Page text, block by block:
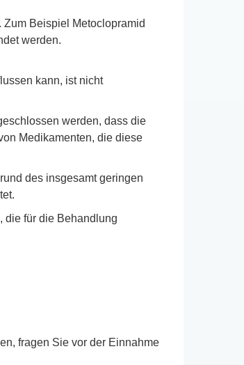
Beispiel Metoclopramid
werden.
kann, ist nicht
werden, dass die
Medikamenten, die diese
des insgesamt geringen
die für die Behandlung
fragen Sie vor der Einnahme